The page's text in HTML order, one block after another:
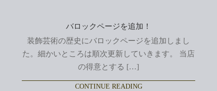
バロックページを追加！
装飾芸術の歴史にバロックページを追加しまし
た。細かいところは順次更新していきます。 当店
の得意とする […]
CONTINUE READING